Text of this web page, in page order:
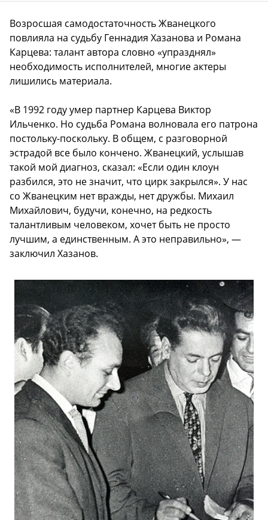
Возросшая самодостаточность Жванецкого
повлияла на судьбу Геннадия Хазанова и Романа
Карцева: талант автора словно «упразднял»
необходимость исполнителей, многие актеры
лишились материала.
«В 1992 году умер партнер Карцева Виктор
Ильченко. Но судьба Романа волновала его патрона
постольку-поскольку. В общем, с разговорной
эстрадой все было кончено. Жванецкий, услышав
такой мой диагноз, сказал: «Если один клоун
разбился, это не значит, что цирк закрылся». У нас
со Жванецким нет вражды, нет дружбы. Михаил
Михайлович, будучи, конечно, на редкость
талантливым человеком, хочет быть не просто
лучшим, а единственным. А это неправильно», —
заключил Хазанов.